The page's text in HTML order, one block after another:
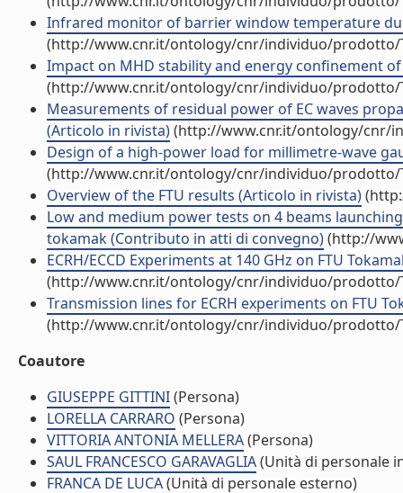
Infrared monitor of barrier window temperature
(http://www.cnr.it/ontology/cnr/individuo/prodotto/
Impact on MHD stability and energy confinement
(http://www.cnr.it/ontology/cnr/individuo/prodotto/
Measurements of residual power of EC waves
(Articolo in rivista)(http://www.cnr.it/ontology/cnr/
Design of a high-power load for millimetre-wave
(http://www.cnr.it/ontology/cnr/individuo/prodotto/
Overview of the FTU results (Articolo in rivista)
Low and medium power tests on 4 beams
tokamak (Contributo in atti di convegno)(http://
ECRH/ECCD Experiments at 140 GHz on FTU
(http://www.cnr.it/ontology/cnr/individuo/prodotto/
Transmission lines for ECRH experiments on FTU
(http://www.cnr.it/ontology/cnr/individuo/prodotto/
Coautore
GIUSEPPE GITTINI(Persona)
LORELLA CARRARO (Persona)
VITTORIA ANTONIA MELLERA(Persona)
SAUL FRANCESCO GARAVAGLIA(Unità di personale
FRANCA DE LUCA(Unità di personale esterno)